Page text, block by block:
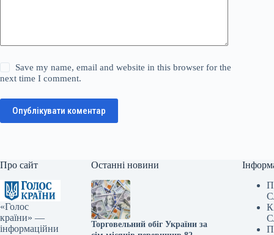
Save my name, email and website in this browser for the
next time I comment.
Опублікувати коментар
Про сайт
«Голос
країни» —
інформаційни
Останні новини
Торговельний обіг України за